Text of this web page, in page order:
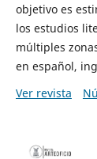
objetivo es
los estudios
múltiples
en español,
Ver revista